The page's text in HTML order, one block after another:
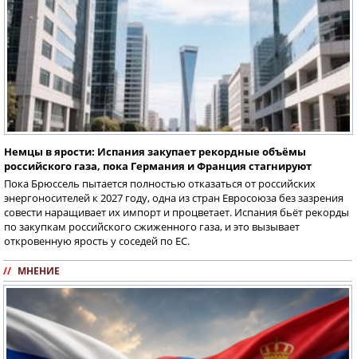
Немцы в ярости: Испания закупает рекордные объёмы
российского газа, пока Германия и Франция стагнируют
Пока Брюссель пытается полностью отказаться от российских
энергоносителей к 2027 году, одна из стран Евросоюза без зазрения
совести наращивает их импорт и процветает. Испания бьёт рекорды
по закупкам российского сжиженного газа, и это вызывает
откровенную ярость у соседей по ЕС.
// МНЕНИЕ